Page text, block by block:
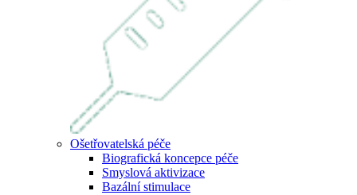
Ošetřovatelská péče
Biografická koncepce péče
Smyslová aktivizace
Bazální stimulace